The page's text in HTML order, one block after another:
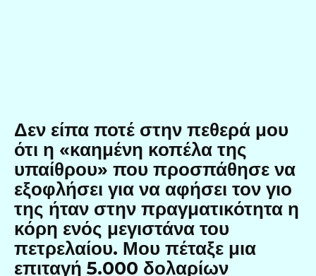
Δεν είπα ποτέ στην πεθερά μου
ότι η «καημένη κοπέλα της
υπαίθρου» που προσπάθησε να
εξοφλήσει για να αφήσει τον γιο
της ήταν στην πραγματικότητα η
κόρη ενός μεγιστάνα του
πετρελαίου. Μου πέταξε μια
επιταγή 5.000 δολαρίων